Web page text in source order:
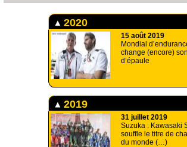
2020
15 août 2019
Mondial
change (encore)
d’épaule
2019
31 juillet 2019
Suzuka : Kawasaki
souffle le titre de
du monde (…)